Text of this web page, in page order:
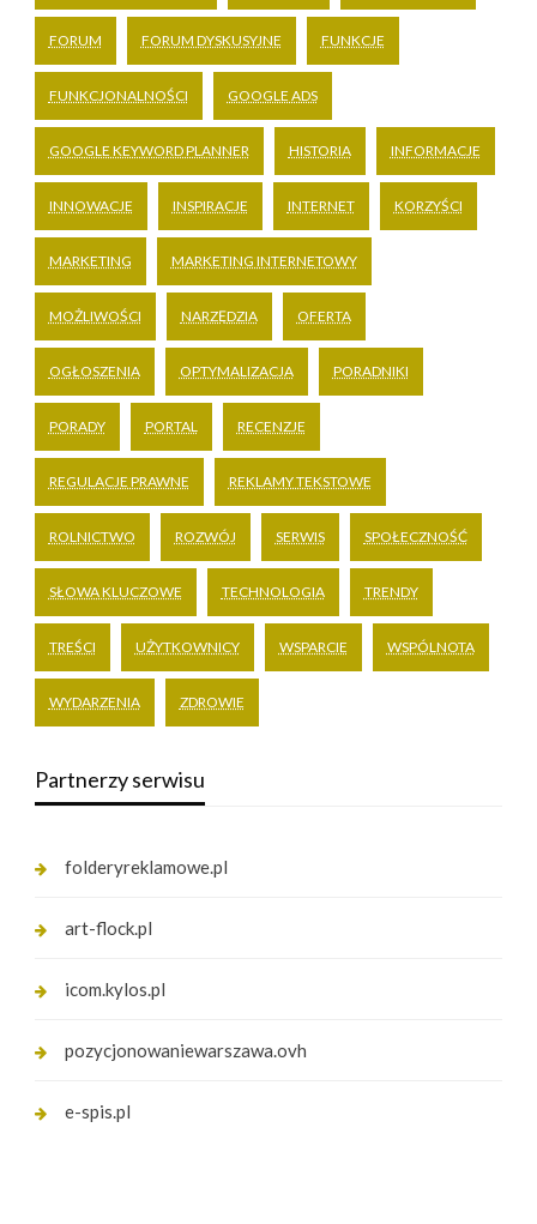
FORUM FORUM DYSKUSYJNE FUNKCJE
FUNKCJONALNOŚCI GOOGLE ADS
GOOGLE KEYWORD PLANNER HISTORIA INFORMACJE
INNOWACJE INSPIRACJE INTERNET KORZYŚCI
MARKETING MARKETING INTERNETOWY
MOŻLIWOŚCI NARZĘDZIA OFERTA
OGŁOSZENIA OPTYMALIZACJA PORADNIKI
PORADY PORTAL RECENZJE
REGULACJE PRAWNE REKLAMY TEKSTOWE
ROLNICTWO ROZWÓJ SERWIS SPOŁECZNOŚĆ
SŁOWA KLUCZOWE TECHNOLOGIA TRENDY
TREŚCI UŻYTKOWNICY WSPARCIE WSPÓLNOTA
WYDARZENIA ZDROWIE
Partnerzy serwisu
folderyreklamowe.pl
art-flock.pl
icom.kylos.pl
pozycjonowaniewarszawa.ovh
e-spis.pl